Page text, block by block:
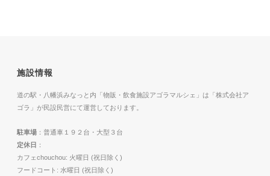
施設情報
道の駅・八幡浜みなっと内「物販・飲食施設アゴラマルシェ」は「株式会社ア
ゴラ」が民設民営にて運営しております。
駐車場 ：普通車１９２台・大型３台
定休日 ：
カフェchouchou: 火曜日 (祝日除く)
フードコート: 水曜日 (祝日除く)